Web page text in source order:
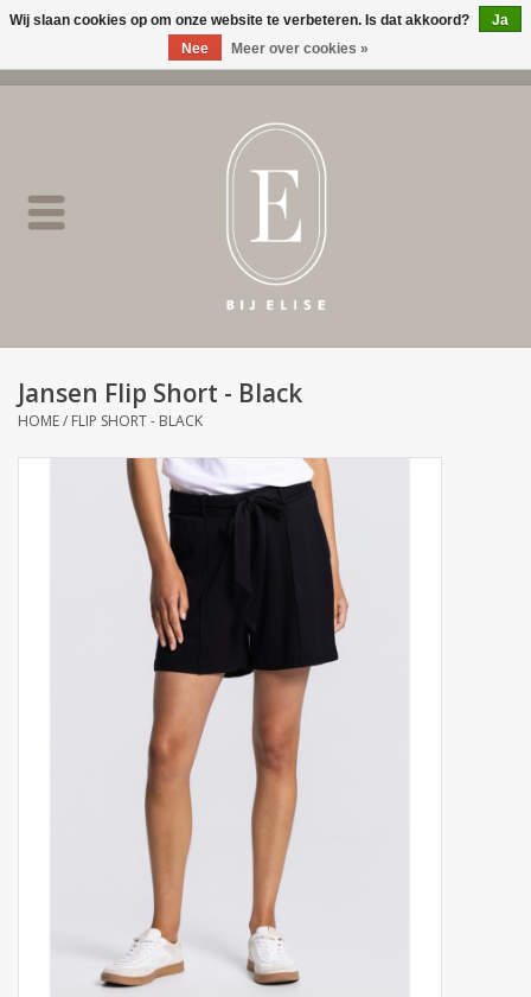
BIJ ELISE
SALE
Merken
Jansen Flip Short - Black
HOME/ FLIP SHORT - BLACK
Wij slaan cookies op om onze website te verbeteren. Is dat akkoord?
Ja
Nee
Meer over cookies »